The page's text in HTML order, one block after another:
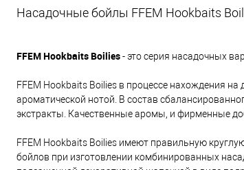
Насадочные бойлы FFEM Hookbaits
FFEM Hookbaits Boilies- это серия насадочных
FFEM Hookbaits Boilies в процессе нахождения
ароматической нотой. В состав
экстракты. Качественные аромы, и фирменные
FFEM Hookbaits Boilies имеют правильную
бойлов при изготовлении комбинированных